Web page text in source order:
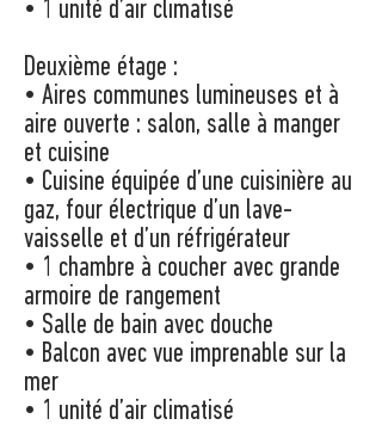
• 1 unité d’air climatisé
Deuxième étage :
• Aires communes lumineuses et à
aire ouverte : salon, salle à manger
et cuisine
• Cuisine équipée d’une cuisinière au
gaz, four électrique d’un lave-
vaisselle et d’un réfrigérateur
• 1 chambre à coucher avec grande
armoire de rangement
• Salle de bain avec douche
• Balcon avec vue imprenable sur la
mer
• 1 unité d’air climatisé